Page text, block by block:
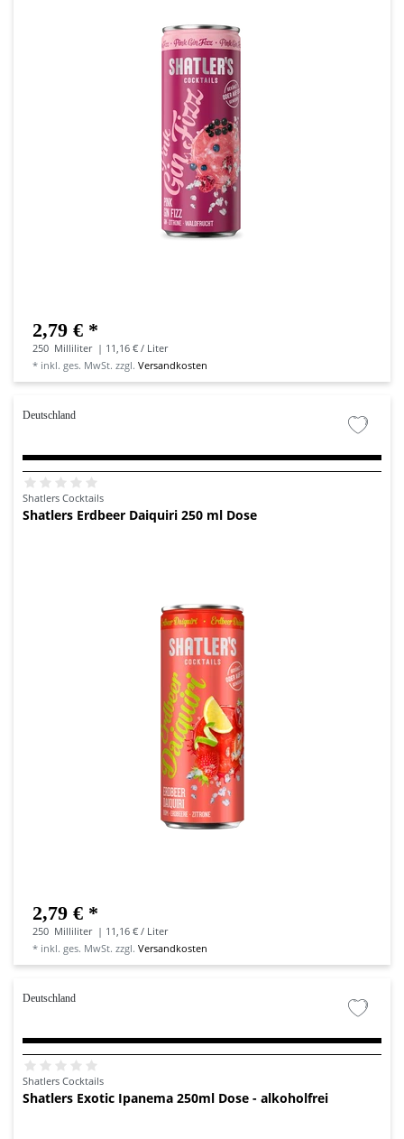
2,79 € *
250 Milliliter | 11,16 € / Liter
* inkl. ges. MwSt. zzgl.Versandkosten
Deutschland
Shatlers Cocktails
Shatlers Erdbeer Daiquiri 250 ml Dose
2,79 € *
250 Milliliter | 11,16 € / Liter
* inkl. ges. MwSt. zzgl.Versandkosten
Deutschland
Shatlers Cocktails
Shatlers Exotic Ipanema 250ml Dose - alkoholfrei